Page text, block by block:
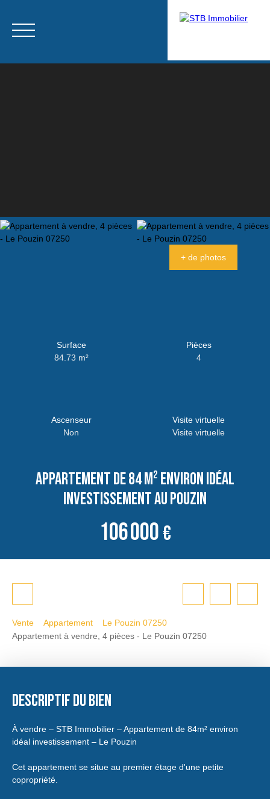
+ de photos
Surface
84.73 m²
Pièces
4
Ascenseur
Non
Visite virtuelle
Visite virtuelle
Appartement de 84 m² environ idéal
investissement au Pouzin
106 000 €
Vente Appartement
Le Pouzin 07250
Appartement à vendre, 4 pièces - Le Pouzin 07250
Descriptif du bien
À vendre – STB Immobilier – Appartement de 84m² environ
idéal investissement – Le Pouzin
Cet appartement se situe au premier étage d'une petite
copropriété.